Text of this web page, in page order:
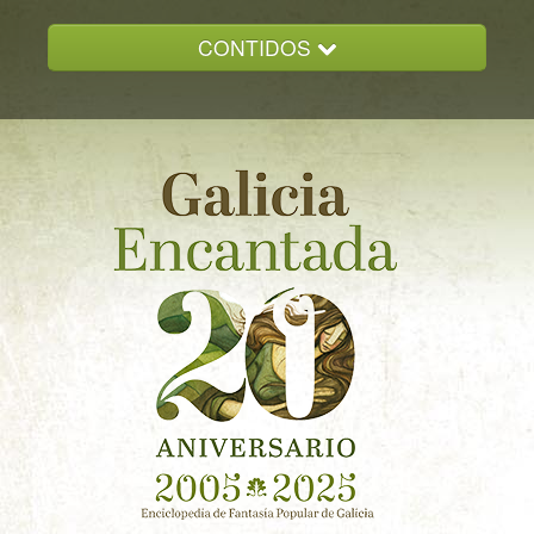
CONTIDOS
GALICIA ENCANTADA
DOCUMENTACION
NOVAS
CONTACTO